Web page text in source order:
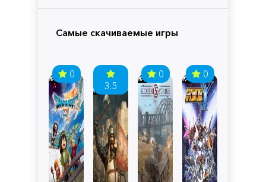
Самые скачиваемые игры
0
3.5
0 0